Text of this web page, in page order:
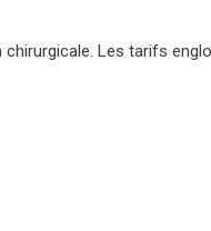
Les tarifs